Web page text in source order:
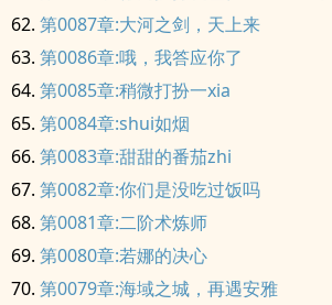
第0087章:大河之剑，天上来
第0086章:哦，我答应你了
第0085章:稍微打扮一xia
第0084章:shui如烟
第0083章:甜甜的番茄zhi
第0082章:你们是没吃过饭吗
第0081章:二阶术炼师
第0080章:若娜的决心
第0079章:海域之城，再遇安雅